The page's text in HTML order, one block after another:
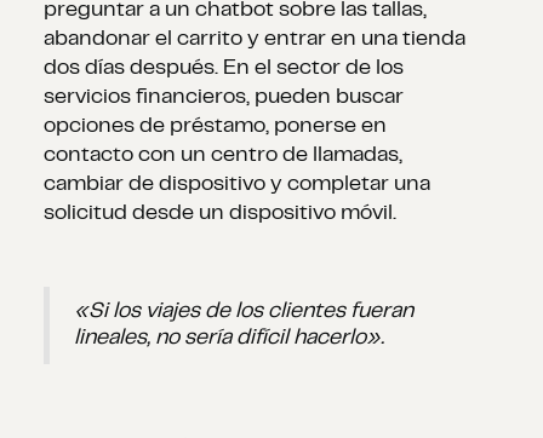
preguntar a un chatbot sobre las tallas,
abandonar el carrito y entrar en una tienda
dos días después. En el sector de los
servicios financieros, pueden buscar
opciones de préstamo, ponerse en
contacto con un centro de llamadas,
cambiar de dispositivo y completar una
solicitud desde un dispositivo móvil.
«Si los viajes de los clientes fueran
lineales, no sería difícil hacerlo».